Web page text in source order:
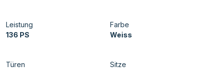
Leistung
136 PS
Farbe
Weiss
Türen
Sitze